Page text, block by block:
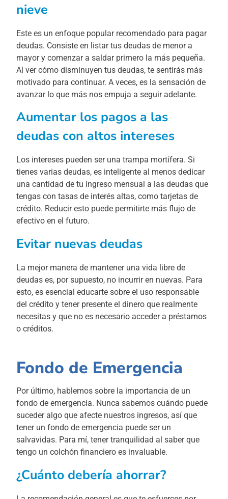
nieve
Este es un enfoque popular recomendado para pagar
deudas. Consiste en listar tus deudas de menor a
mayor y comenzar a saldar primero la más pequeña.
Al ver cómo disminuyen tus deudas, te sentirás más
motivado para continuar. A veces, es la sensación de
avanzar lo que más nos empuja a seguir adelante.
Aumentar los pagos a las
deudas con altos intereses
Los intereses pueden ser una trampa mortífera. Si
tienes varias deudas, es inteligente al menos dedicar
una cantidad de tu ingreso mensual a las deudas que
tengas con tasas de interés altas, como tarjetas de
crédito. Reducir esto puede permitirte más flujo de
efectivo en el futuro.
Evitar nuevas deudas
La mejor manera de mantener una vida libre de
deudas es, por supuesto, no incurrir en nuevas. Para
esto, es esencial educarte sobre el uso responsable
del crédito y tener presente el dinero que realmente
necesitas y que no es necesario acceder a préstamos
o créditos.
Fondo de Emergencia
Por último, hablemos sobre la importancia de un
fondo de emergencia. Nunca sabemos cuándo puede
suceder algo que afecte nuestros ingresos, así que
tener un fondo de emergencia puede ser un
salvavidas. Para mí, tener tranquilidad al saber que
tengo un colchón financiero es invaluable.
¿Cuánto debería ahorrar?